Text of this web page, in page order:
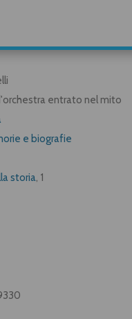
entrato nel mito
e biografie
storia, 1